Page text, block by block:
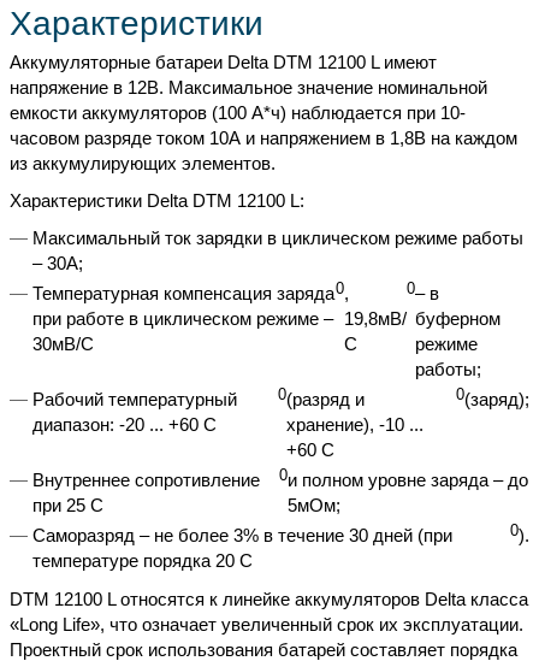
Характеристики
Аккумуляторные батареи Delta DTM 12100 L имеют
напряжение в 12В. Максимальное значение номинальной
емкости аккумуляторов (100 А*ч) наблюдается при 10-
часовом разряде током 10А и напряжением в 1,8В на каждом
из аккумулирующих элементов.
Характеристики Delta DTM 12100 L:
Максимальный ток зарядки в циклическом режиме работы
– 30А;
Температурная компенсация заряда
при работе в циклическом режиме –
30мВ/С
0,
19,8мВ/
С
0– в
буферном
режиме
работы;
Рабочий температурный
диапазон: -20 ... +60 С
0(разряд и
хранение), -10 ...
+60 С
0(заряд);
Внутреннее сопротивление
при 25 С
0и полном уровне заряда – до
5мОм;
Саморазряд – не более 3% в течение 30 дней (при
температуре порядка 20 С
0).
DTM 12100 L относятся к линейке аккумуляторов Delta класса
«Long Life», что означает увеличенный срок их эксплуатации.
Проектный срок использования батарей составляет порядка